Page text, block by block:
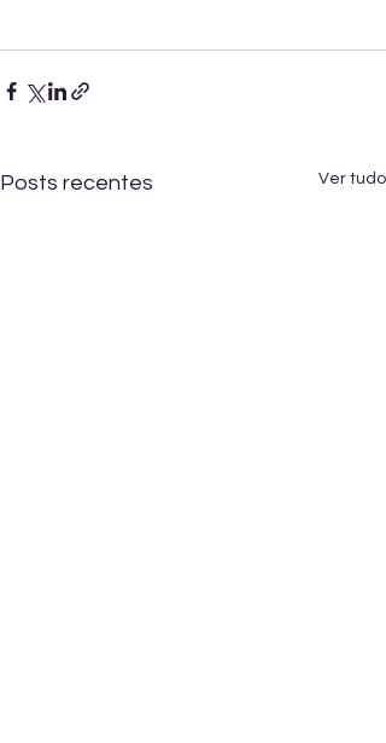
Posts recentes Ver tudo